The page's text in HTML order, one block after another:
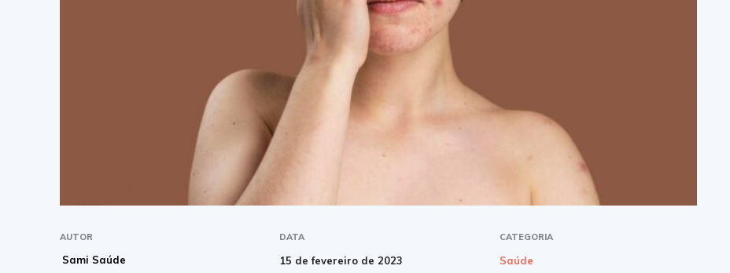
AUTOR
Sami Saúde
DATA
15 de fevereiro de 2023
CATEGORIA
Saúde